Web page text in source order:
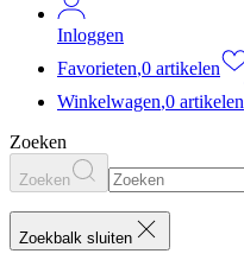
Inloggen
Favorieten,0 artikelen
Winkelwagen,0 artikelen
Zoeken
Zoeken
Zoekbalk sluiten